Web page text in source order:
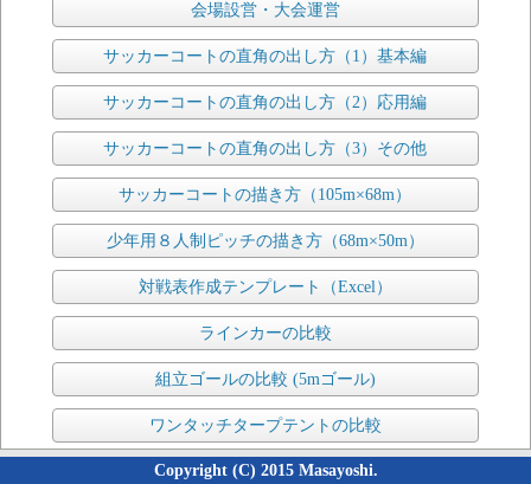
会場設営・大会運営
サッカーコートの直角の出し方（1）基本編
サッカーコートの直角の出し方（2）応用編
サッカーコートの直角の出し方（3）その他
サッカーコートの描き方（105m×68m）
少年用８人制ピッチの描き方（68m×50m）
対戦表作成テンプレート（Excel）
ラインカーの比較
組立ゴールの比較 (5mゴール)
ワンタッチタープテントの比較
Copyright (C) 2015 Masayoshi.